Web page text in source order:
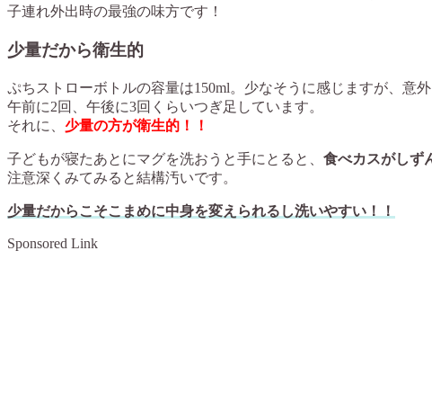
子連れ外出時の最強の味方です！
少量だから衛生的
ぷちストローボトルの容量は150ml。少なそうに感じますが、意外
午前に2回、午後に3回くらいつぎ足しています。
それに、 少量の方が衛生的！！
子どもが寝たあとにマグを洗おうと手にとると、 食べカスがしず
注意深くみてみると結構汚いです。
少量だからこそこまめに中身を変えられるし洗いやすい！！
Sponsored Link